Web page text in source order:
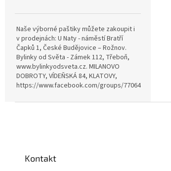
Naše výborné paštiky můžete zakoupit i
v prodejnách: U Naty - náměstí Bratří
Čapků 1, České Budějovice – Rožnov.
Bylinky od Světa - Zámek 112, Třeboň,
www.bylinkyodsveta.cz. MILANOVO
DOBROTY, VÍDEŇSKÁ 84, KLATOVY,
https://www.facebook.com/groups/770642815057689
Kontakt